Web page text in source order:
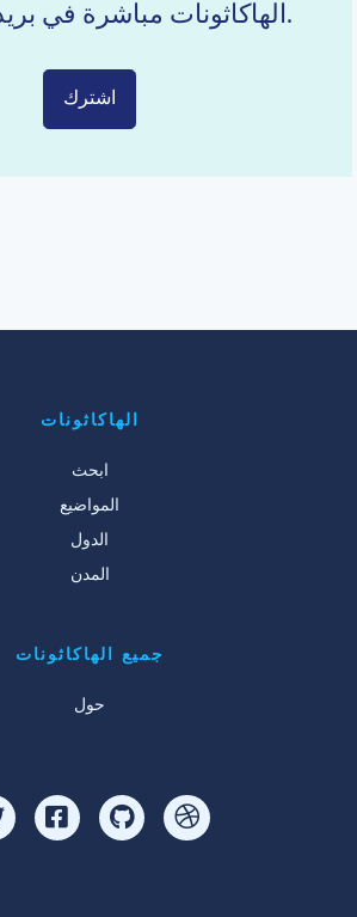
الهاكاثونات مباشرة في بريدك الإلكتروني.
اشترك
الهاكاثونات
ابحث
المواضيع
الدول
المدن
جميع الهاكاثونات
حول